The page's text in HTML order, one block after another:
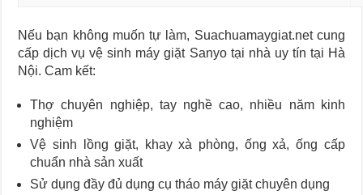
Nếu bạn không muốn tự làm, Suachuamaygiat.net cung
cấp dịch vụ vệ sinh máy giặt Sanyo tại nhà uy tín tại Hà
Nội. Cam kết:
Thợ chuyên nghiệp, tay nghề cao, nhiều năm kinh
nghiệm
Vệ sinh lồng giặt, khay xà phòng, ống xả, ống cấp
chuẩn nhà sản xuất
Sử dụng đầy đủ dụng cụ tháo máy giặt chuyên dụng